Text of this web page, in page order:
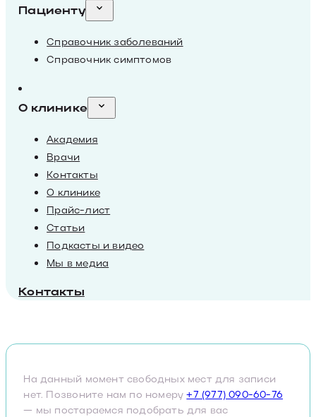
Пациенту
Справочник заболеваний
Справочник симптомов
О клинике
Академия
Врачи
Контакты
О клинике
Прайс-лист
Статьи
Подкасты и видео
Мы в медиа
Контакты
На данный момент свободных мест для записи
нет. Позвоните нам по номеру+7 (977) 090-60-76
— мы постараемся подобрать для вас